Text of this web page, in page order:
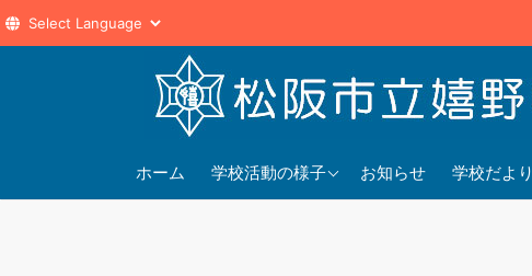
へ
ホーム 学校活動の様子
2025年度
お知らせ 学校だより
2025年度